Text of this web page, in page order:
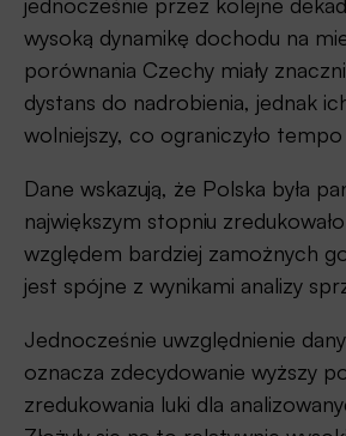
wysoką dynamikę dochodu na
porównania Czechy miały
dystans do nadrobienia, jednak
wolniejszy, co ograniczyło
Dane wskazują, że Polska była
największym stopniu
względem bardziej zamożnych
jest spójne z wynikami analizy
Jednocześnie uwzględnienie
oznacza zdecydowanie wyższy
zredukowania luki dla